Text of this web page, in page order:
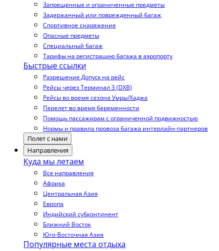
Запрещенные и ограниченные предметы
Задержанный или поврежденный багаж
Спортивное снаряжение
Опасные предметы
Специальный багаж
Тарифы на регистрацию багажа в аэропорту
Быстрые ссылки
Разрешение Допуск на рейс
Рейсы через Терминал 3 (DXB)
Рейсы во время сезона Умры/Хаджа
Перелет во время беременности
Помощь пассажирам с ограниченной подвижностью
Нормы и правила провоза багажа интерлайн-партнеров
Полет с нами
Направления
Куда мы летаем
Все направления
Африка
Центральная Азия
Европа
Индийский субконтинент
Ближний Восток
Юго-Восточная Азия
Популярные места отдыха